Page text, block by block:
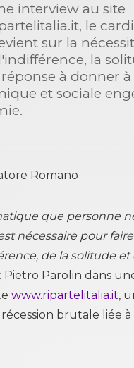
interview au site
le
sur la
la
à donner à
et sociale
Romano
que personne
nécessaire pour
de la solitude
Parolin dans
www.ripartelitalia.it,
brutale liée